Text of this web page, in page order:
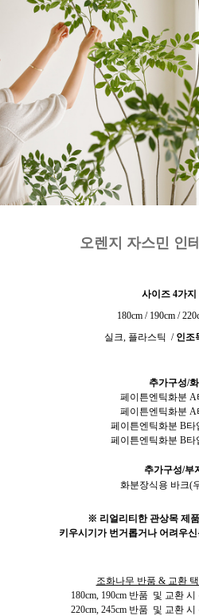
오렌지 자스민 인
사이즈 4가지
180cm / 190cm /
실크, 플라스틱 / 인조
추가구성/
페이튼엔틱화분 A
페이튼엔틱화분 A
페이튼엔틱화분 B타
페이튼엔틱화분 B타
추가구성/부
화분장식용 바크(
※ 리얼리티한 관상목 제
키우시기가 번거롭거나 어려우
조화나무 반품 & 교환
180cm, 190cm 반품 및 교환
220cm, 245cm 반품 및 교환